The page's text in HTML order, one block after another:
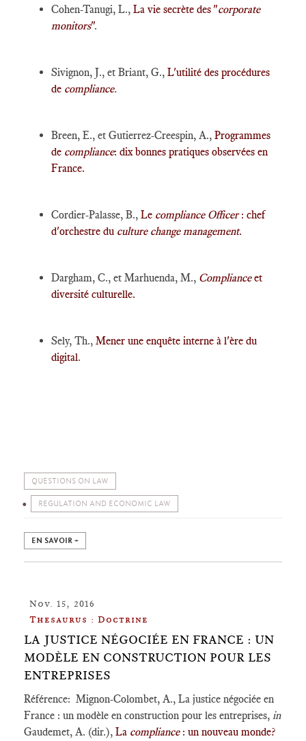
Cohen-Tanugi, L., La vie secrète des "corporate
monitors".
Sivignon, J., et Briant, G., L'utilité des procédures
de compliance.
Breen, E., et Gutierrez-Creespin, A., Programmes
de compliance: dix bonnes pratiques observées en
France.
Cordier-Palasse, B., Le compliance Officer: chef
d'orchestre du culture change management.
Dargham, C., et Marhuenda, M., Complianceet
diversité culturelle.
Sely, Th., Mener une enquête interne à l'ère du
digital.
QUESTIONS ON LAW
REGULATION AND ECONOMIC LAW
EN SAVOIR +
Nov. 15, 2016
Thesaurus : Doctrine
LA JUSTICE NÉGOCIÉE EN FRANCE : UN
MODÈLE EN CONSTRUCTION POUR LES
ENTREPRISES
Référence: Mignon-Colombet, A., La justice négociée en
France : un modèle en construction pour les entreprises, in
Gaudemet, A. (dir.), La compliance : un nouveau monde?